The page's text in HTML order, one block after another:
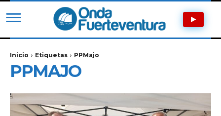
Inicio Etiquetas PPMajo
PPMAJO